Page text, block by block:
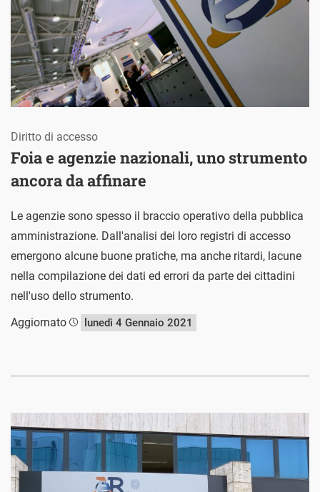
Foia e agenzie nazionali, uno strumento
ancora da affinare
Diritto di accesso
Le agenzie sono spesso il braccio operativo della pubblica
amministrazione. Dall'analisi dei loro registri di accesso
emergono alcune buone pratiche, ma anche ritardi, lacune
nella compilazione dei dati ed errori da parte dei cittadini
nell'uso dello strumento.
Aggiornato
lunedì 4 Gennaio 2021